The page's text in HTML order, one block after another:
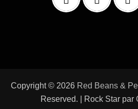
Copyright © 2026 Red Beans &
Reserved. | Rock Star par